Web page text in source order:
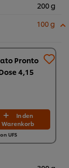
200 g
100 g
Pronto
4,15
In den
Warenkorb
UFS